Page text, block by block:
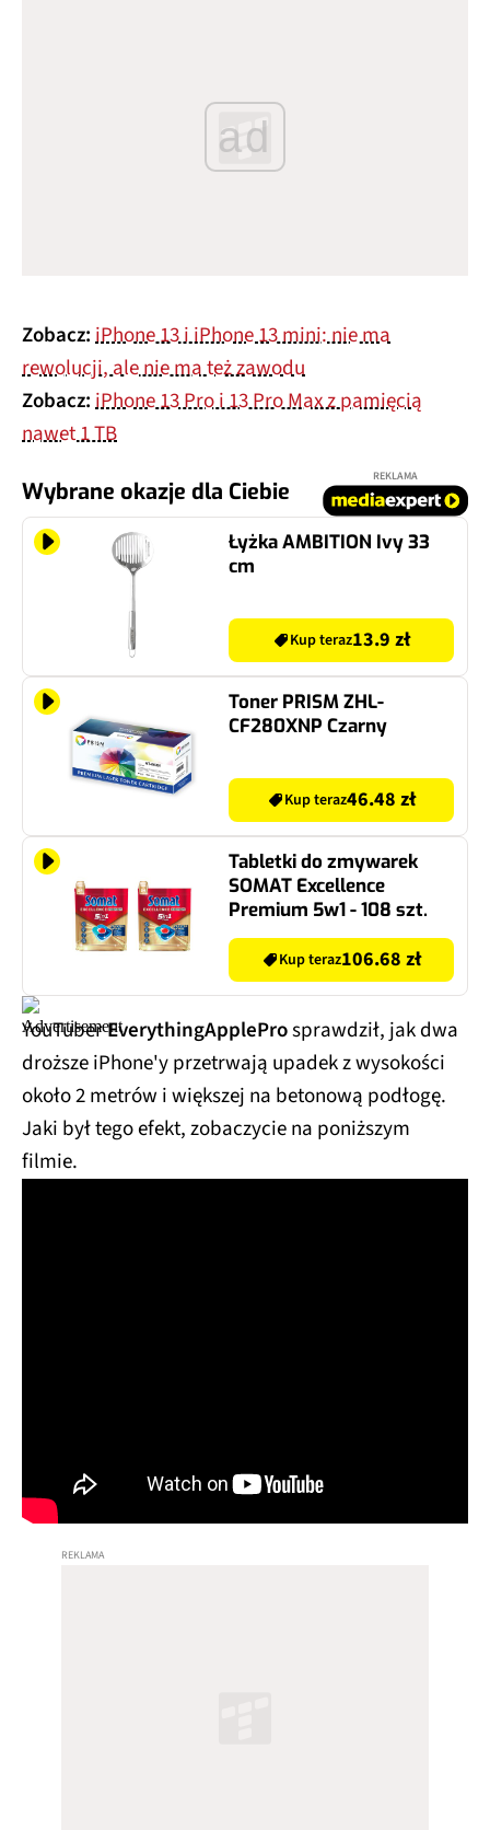
ad
Zobacz:iPhone 13 i iPhone 13 mini: nie ma
rewolucji, ale nie ma też zawodu
Zobacz:iPhone 13 Pro i 13 Pro Max z pamięcią
nawet 1 TB
Wybrane okazje dla Ciebie
REKLAMA
Łyżka AMBITION Ivy 33
cm
Kup teraz13.9 zł
Toner PRISM ZHL-
CF280XNP Czarny
Kup teraz46.48 zł
Tabletki do zmywarek
SOMAT Excellence
Premium 5w1 - 108 szt.
Kup teraz106.68 zł
YouTuberEverythingAppleProsprawdził, jak dwa
droższe iPhone'y przetrwają upadek z wysokości
około 2 metrów i większej na betonową podłogę.
Jaki był tego efekt, zobaczycie na poniższym
filmie.